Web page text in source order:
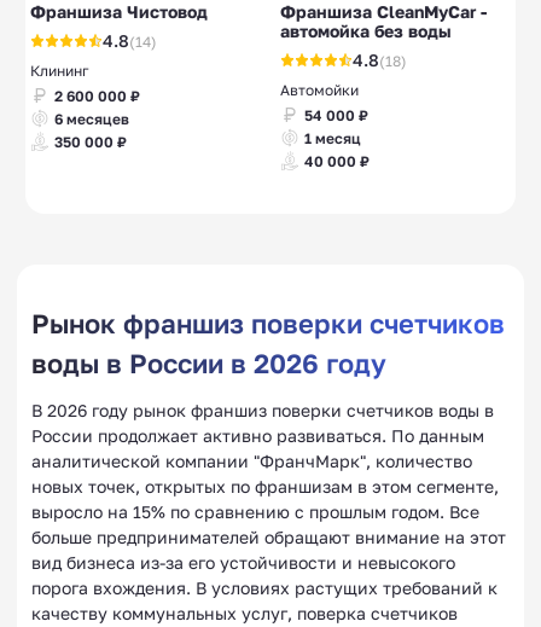
Франшиза Чистовод
4.8(14)
Клининг
2 600 000 ₽
6 месяцев
350 000 ₽
Франшиза СleanMyCar -
автомойка без воды
4.8(18)
Автомойки
54 000 ₽
1 месяц
40 000 ₽
Рынок франшиз поверки счетчиков
воды в России в 2026 году
В 2026 году рынок франшиз поверки счетчиков воды в
России продолжает активно развиваться. По данным
аналитической компании "ФранчМарк", количество
новых точек, открытых по франшизам в этом сегменте,
выросло на 15% по сравнению с прошлым годом. Все
больше предпринимателей обращают внимание на этот
вид бизнеса из-за его устойчивости и невысокого
порога вхождения. В условиях растущих требований к
качеству коммунальных услуг, поверка счетчиков